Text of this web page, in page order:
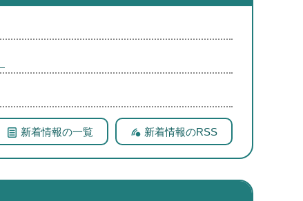
新着情報の一覧 新着情報のRSS